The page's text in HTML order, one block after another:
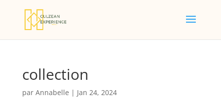
collection
par Annabelle | Jan 24, 2024